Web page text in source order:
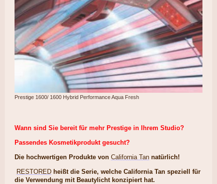
Prestige 1600/ 1600 Hybrid Performance Aqua Fresh
Wann sind Sie bereit für mehr Prestige in Ihrem Studio?
Passendes Kosmetikprodukt gesucht?
Die hochwertigen Produkte von California Tan natürlich!
RESTORED heißt die Serie, welche California Tan speziell für
die Verwendung mit Beautylicht konzipiert hat.